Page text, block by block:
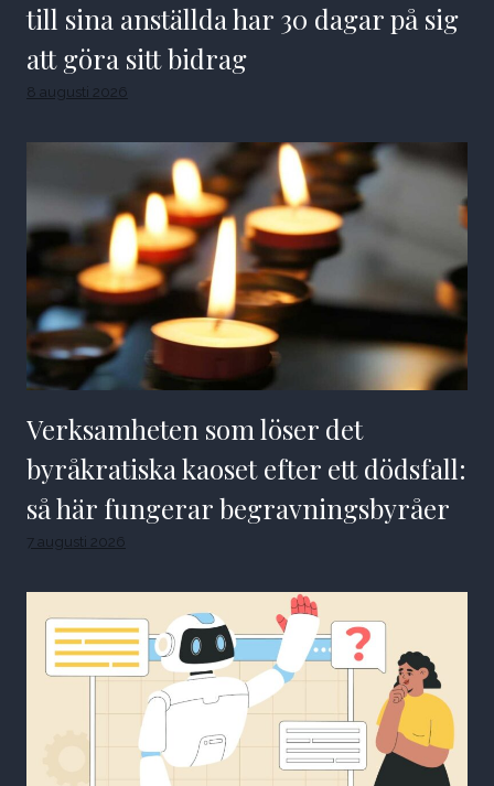
till sina anställda har 30 dagar på sig
att göra sitt bidrag
8 augusti 2026
Verksamheten som löser det
byråkratiska kaoset efter ett dödsfall:
så här fungerar begravningsbyråer
7 augusti 2026